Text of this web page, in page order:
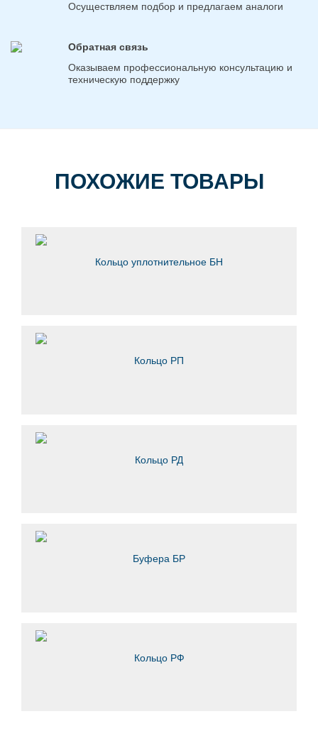
Осуществляем подбор и предлагаем аналоги
Обратная связь
Оказываем профессиональную консультацию и
техническую поддержку
ПОХОЖИЕ ТОВАРЫ
Кольцо уплотнительное БН
Кольцо РП
Кольцо РД
Буфера БР
Кольцо РФ